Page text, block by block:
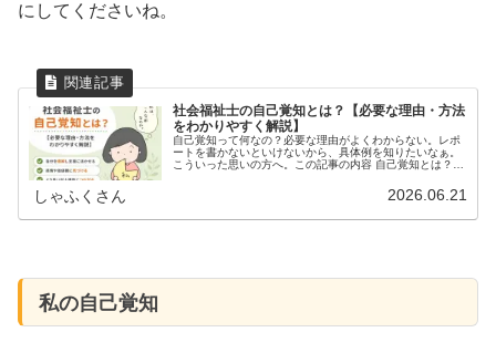
にしてくださいね。
社会福祉士の自己覚知とは？【必要な理由・方法
をわかりやすく解説】
自己覚知って何なの？必要な理由がよくわからない。レポ
ートを書かないといけないから、具体例を知りたいなぁ。
こういった思いの方へ。この記事の内容 自己覚知とは？必
しゃふくさん 2026.06.21
私の自己覚知